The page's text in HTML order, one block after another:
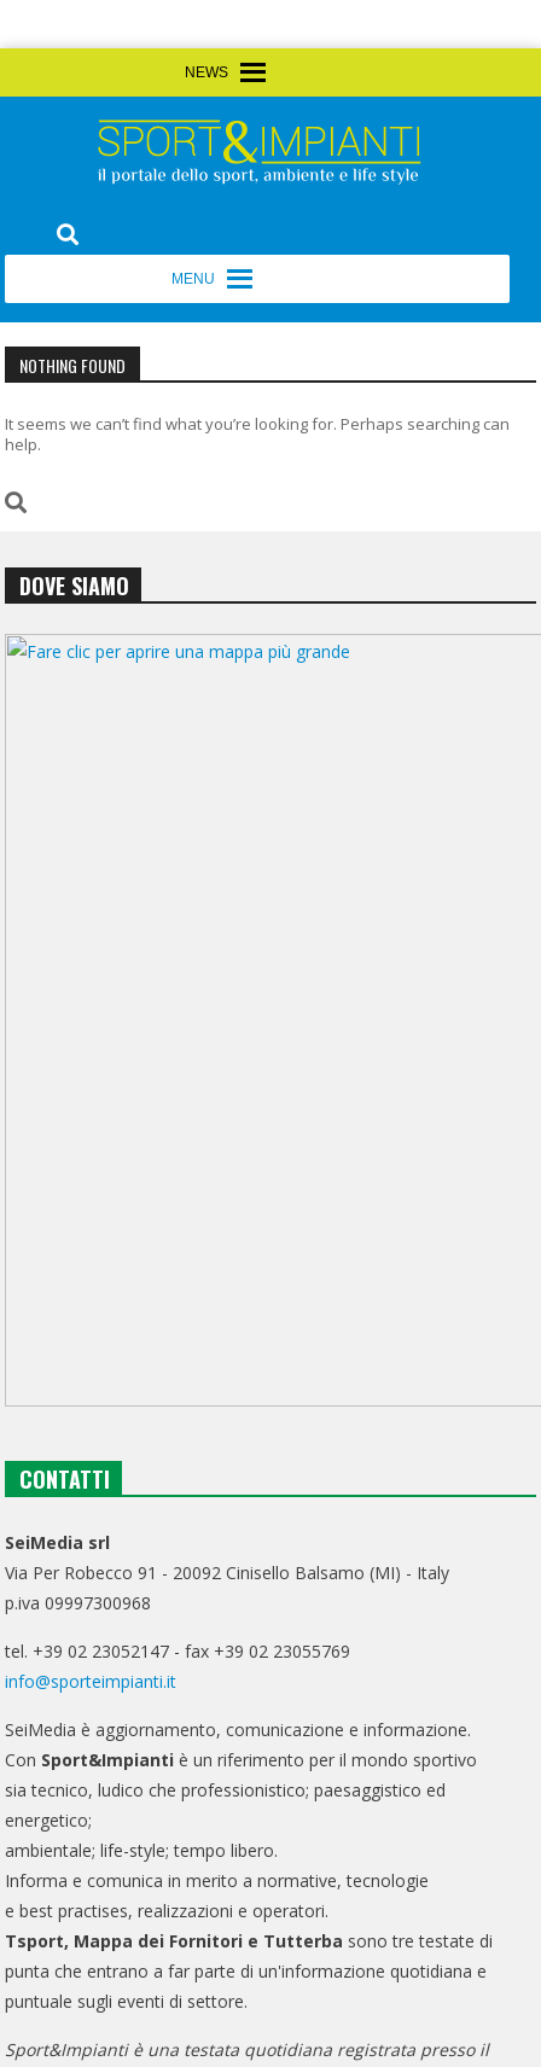
to
Sport&Impianti
NOTHING FOUND
It seems we can’t find what you’re looking for. Perhaps searching can
help.
DOVE SIAMO
CONTATTI
SeiMedia srl
Via Per Robecco 91 - 20092 Cinisello Balsamo (MI) - Italy
p.iva 09997300968
tel. +39 02 23052147 - fax +39 02 23055769
info@sporteimpianti.it
SeiMedia è aggiornamento, comunicazione e informazione.
Con Sport&Impianti è un riferimento per il mondo sportivo
sia tecnico, ludico che professionistico; paesaggistico ed
energetico;
ambientale; life-style; tempo libero.
Informa e comunica in merito a normative, tecnologie
e best practises, realizzazioni e operatori.
Tsport, Mappa dei Fornitori e Tutterba sono tre testate di
punta che entrano a far parte di un'informazione quotidiana e
puntuale sugli eventi di settore.
Sport&Impianti è una testata quotidiana registrata presso il